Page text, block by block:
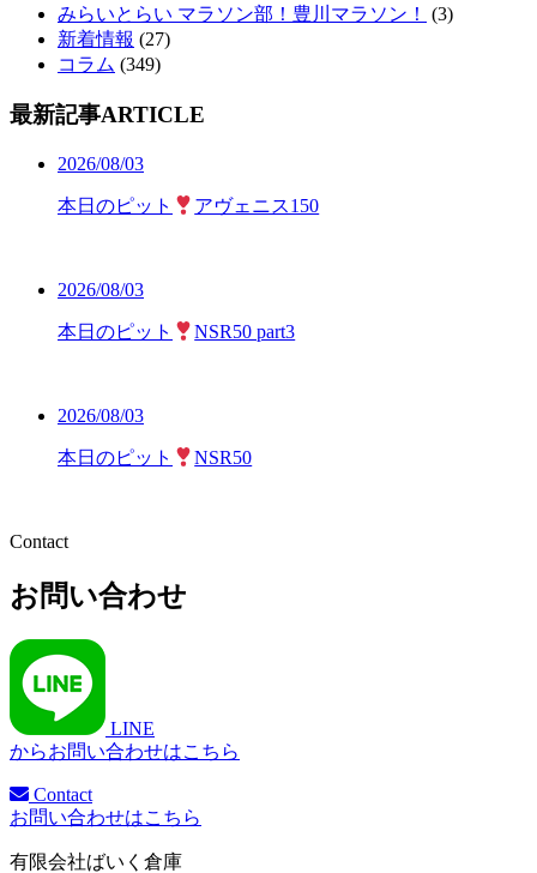
みらいとらい マラソン部！豊川マラソン！
(3)
新着情報 (27)
コラム (349)
最新記事ARTICLE
2026/08/03
本日のピット アヴェニス150
2026/08/03
本日のピット NSR50 part3
2026/08/03
本日のピット NSR50
お問い合わせ
LINE
からお問い合わせはこちら
Contact
お問い合わせはこちら
有限会社ばいく倉庫